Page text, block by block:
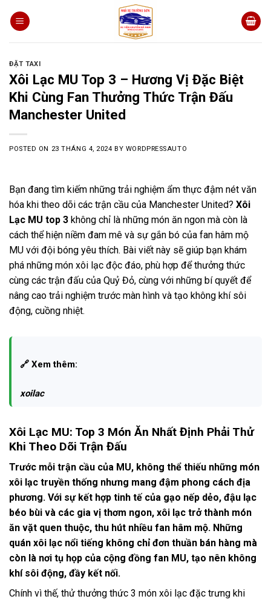
ĐẶT TAXI
Xôi Lạc MU Top 3 – Hương Vị Đặc Biệt
Khi Cùng Fan Thưởng Thức Trận Đấu
Manchester United
POSTED ON 23 THÁNG 4, 2024 BY WORDPRESSAUTO
Bạn đang tìm kiếm những trải nghiệm ẩm thực đậm nét văn
hóa khi theo dõi các trận cầu của Manchester United? Xôi
Lạc MU top 3 không chỉ là những món ăn ngon mà còn là
cách thể hiện niềm đam mê và sự gắn bó của fan hâm mộ
MU với đội bóng yêu thích. Bài viết này sẽ giúp bạn khám
phá những món xôi lạc độc đáo, phù hợp để thưởng thức
cùng các trận đấu của Quỷ Đỏ, cùng với những bí quyết để
nâng cao trải nghiệm trước màn hình và tạo không khí sôi
động, cuồng nhiệt.
🔗 Xem thêm:
xoilac
Xôi Lạc MU: Top 3 Món Ăn Nhất Định Phải Thử
Khi Theo Dõi Trận Đấu
Trước mỗi trận cầu của MU, không thể thiếu những món
xôi lạc truyền thống nhưng mang đậm phong cách địa
phương. Với sự kết hợp tinh tế của gạo nếp dẻo, đậu lạc
béo bùi và các gia vị thơm ngon, xôi lạc trở thành món
ăn vặt quen thuộc, thu hút nhiều fan hâm mộ. Những
quán xôi lạc nổi tiếng không chỉ đơn thuần bán hàng mà
còn là nơi tụ họp của cộng đồng fan MU, tạo nên không
khí sôi động, đầy kết nối.
Chính vì thế, thử thưởng thức 3 món xôi lạc đặc trưng khi